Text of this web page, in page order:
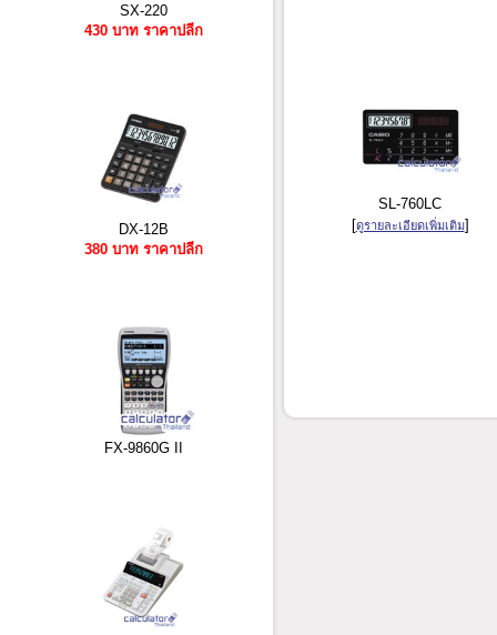
SX-220
430 บาท ราคาปลีก
DX-12B
380 บาท ราคาปลีก
FX-9860G II
SL-760LC
[ดูรายละเอียดเพิ่มเติม]